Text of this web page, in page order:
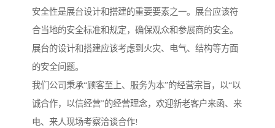
安全性是展台设计和搭建的重要要素之一。展台应该符
合当地的安全标准和规定，确保观众和参展商的安全。
展台的设计和搭建应该考虑到火灾、电气、结构等方面
的安全问题。
我们公司秉承“顾客至上、服务为本”的经营宗旨，以“以
诚合作，以信经营”的经营理念，欢迎新老客户来函、来
电、来人现场考察洽谈合作!